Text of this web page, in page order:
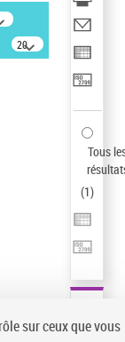
20
résultats/page
Tous
(1)
sur ceux que vous